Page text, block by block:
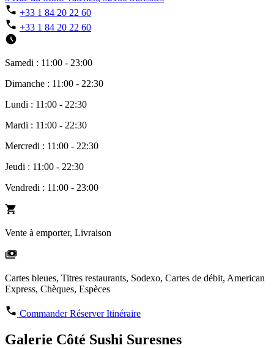
+33 1 84 20 22 60
+33 1 84 20 22 60
Samedi : 11:00 - 23:00
Dimanche : 11:00 - 22:30
Lundi : 11:00 - 22:30
Mardi : 11:00 - 22:30
Mercredi : 11:00 - 22:30
Jeudi : 11:00 - 22:30
Vendredi : 11:00 - 23:00
Vente à emporter, Livraison
Cartes bleues, Titres restaurants, Sodexo, Cartes de débit, American
Express, Chèques, Espèces
CommanderRéserverItinéraire
Galerie Côté Sushi Suresnes